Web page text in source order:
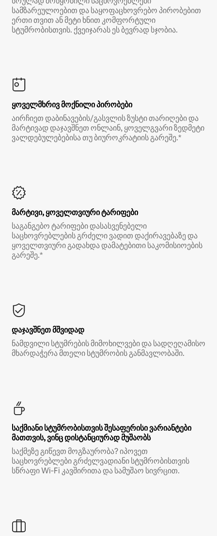
სამზარეულოებით და საყოფაცხოვრებო პირობებით
ერთი თვით ან მეტი ხნით კომფორტული
სტუმრობისთვის. ქვეიჯარას ეს ბევრად სჯობია.
ყოველმხრივ მოქნილი პირობები
აირჩიეთ დაბინავების/გასვლის ზუსტი თარიღები და
მარტივად დაჯავშნეთ ონლაინ, ყოველგვარი ზედმეტი
ვალდებულებებისა თუ ბიუროკრატიის გარეშე.*
მარტივი, ყოველთვიური ტარიფები
საგანგებო ტარიფები დასასვენებელი
საცხოვრებლების გრძელი ვადით დაქირავებაზე და
ყოველთვიური გადახდა დამატებითი საკომისიოების
გარეშე.*
დაჯავშნეთ მშვიდად
ნამდვილი სტუმრების მიმოხილვები და სადღეღამისო
მხარდაჭერა მთელი სტუმრობის განმავლობაში.
საქმიანი სტუმრობისთვის შესაფერისი ვარიანტები
მათთვის, ვინც დისტანციურად მუშაობს
საქმეზე გიწევთ მოგზაურობა? იპოვეთ
საცხოვრებლები გრძელვადიანი სტუმრობისთვის
სწრაფი Wi‑Fi კავშირითა და სამუშაო სივრცით.